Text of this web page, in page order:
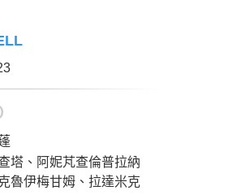
塔、阿妮芃查倫普拉納
魯伊梅甘姆、拉達米克